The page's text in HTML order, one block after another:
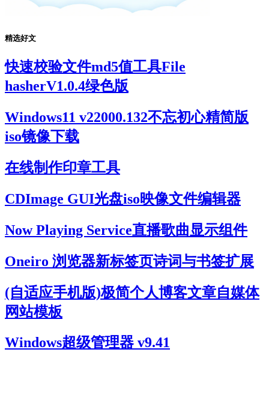
精选好文
快速校验文件md5值工具File
hasherV1.0.4绿色版
Windows11 v22000.132不忘初心精简版
iso镜像下载
在线制作印章工具
CDImage GUI光盘iso映像文件编辑器
Now Playing Service直播歌曲显示组件
Oneiro 浏览器新标签页诗词与书签扩展
(自适应手机版)极简个人博客文章自媒体
网站模板
Windows超级管理器 v9.41